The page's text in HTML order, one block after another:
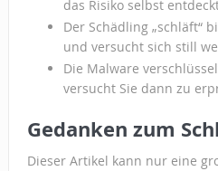
das Risiko selbst
Der Schädling „schläft“
und versucht sich still
Die Malware
versucht Sie dann zu
Gedanken zum
Dieser Artikel kann nur eine